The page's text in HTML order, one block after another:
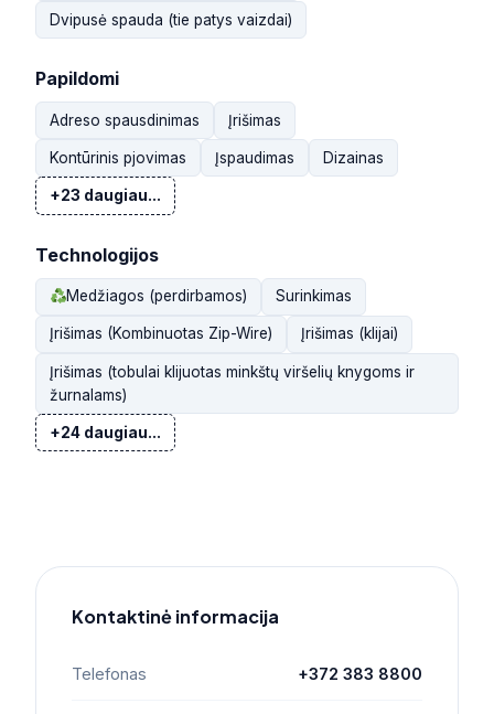
Dvipusė spauda (tie patys vaizdai)
Papildomi
Adreso spausdinimas Įrišimas
Kontūrinis pjovimas Įspaudimas Dizainas
+23 daugiau...
Technologijos
Medžiagos (perdirbamos) Surinkimas
Įrišimas (Kombinuotas Zip-Wire) Įrišimas (klijai)
Įrišimas (tobulai klijuotas minkštų viršelių knygoms ir
žurnalams)
+24 daugiau...
Kontaktinė informacija
Telefonas +372 383 8800